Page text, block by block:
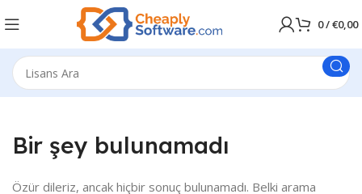
0/€0,00
Bir şey bulunamadı
Özür dileriz, ancak hiçbir sonuç bulunamadı. Belki arama